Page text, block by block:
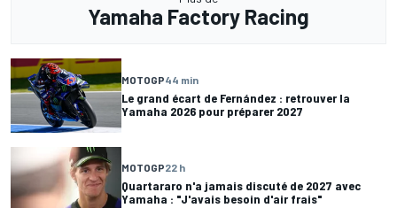
Yamaha Factory Racing
MOTOGP44 min
Le grand écart de Fernández : retrouver la
Yamaha 2026 pour préparer 2027
MOTOGP22 h
Quartararo n'a jamais discuté de 2027 avec
Yamaha : "J'avais besoin d'air frais"